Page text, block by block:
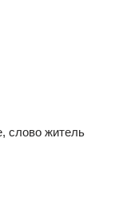
слово житель